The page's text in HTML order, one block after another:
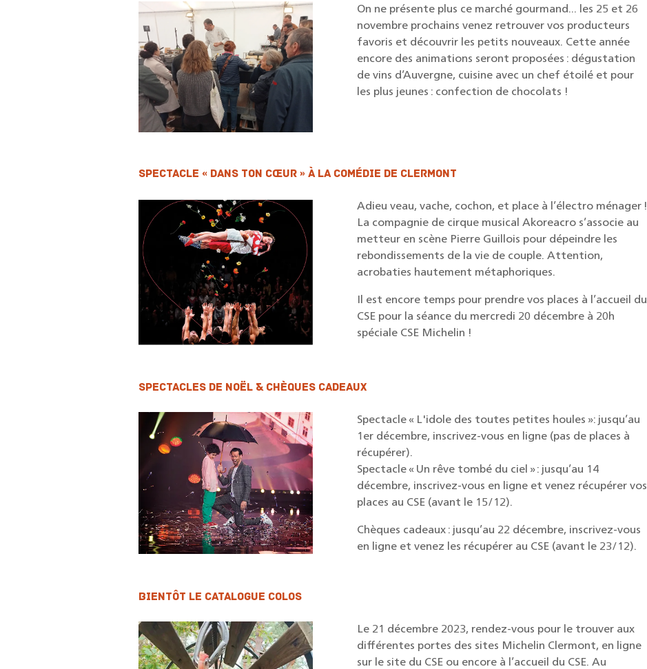
On ne présente plus ce marché gourmand... les 25 et 26
novembre prochains venez retrouver vos producteurs
favoris et découvrir les petits nouveaux. Cette année
encore des animations seront proposées : dégustation
de vins d’Auvergne, cuisine avec un chef étoilé et pour
les plus jeunes : confection de chocolats !
Spectacle « Dans ton cœur » à la Comédie de Clermont
Adieu veau, vache, cochon, et place à l’électro ménager !
La compagnie de cirque musical Akoreacro s’associe au
metteur en scène Pierre Guillois pour dépeindre les
rebondissements de la vie de couple. Attention,
acrobaties hautement métaphoriques.
Il est encore temps pour prendre vos places à l’accueil du
CSE pour la séance du mercredi 20 décembre à 20h
spéciale CSE Michelin !
Spectacles de Noël & Chèques cadeaux
Spectacle « L'idole des toutes petites houles »: jusqu’au
1er décembre, inscrivez-vous en ligne (pas de places à
récupérer).
Spectacle « Un rêve tombé du ciel » : jusqu’au 14
décembre, inscrivez-vous en ligne et venez récupérer vos
places au CSE (avant le 15/12).
Chèques cadeaux : jusqu’au 22 décembre, inscrivez-vous
en ligne et venez les récupérer au CSE (avant le 23/12).
Bientôt le catalogue colos
Le 21 décembre 2023, rendez-vous pour le trouver aux
différentes portes des sites Michelin Clermont, en ligne
sur le site du CSE ou encore à l’accueil du CSE. Au